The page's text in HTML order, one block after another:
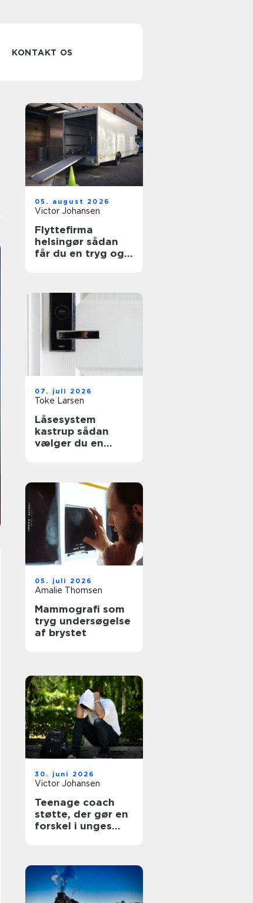
KONTAKT OS
05. august 2026
Victor Johansen
Flyttefirma
helsingør sådan
får du en tryg og
07. juli 2026
Toke Larsen
Låsesystem
kastrup sådan
vælger du en
05. juli 2026
Amalie Thomsen
Mammografi som
tryg undersøgelse
af brystet
30. juni 2026
Victor Johansen
Teenage coach
støtte, der gør en
forskel i unges